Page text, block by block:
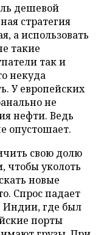
дешевой
стратегия
а использовать
такие
так и
некуда
У европейских
не
нефти. Ведь
опустошает.
свою долю
чтобы уколоть
новые
Спрос падает
Индии, где был
порты